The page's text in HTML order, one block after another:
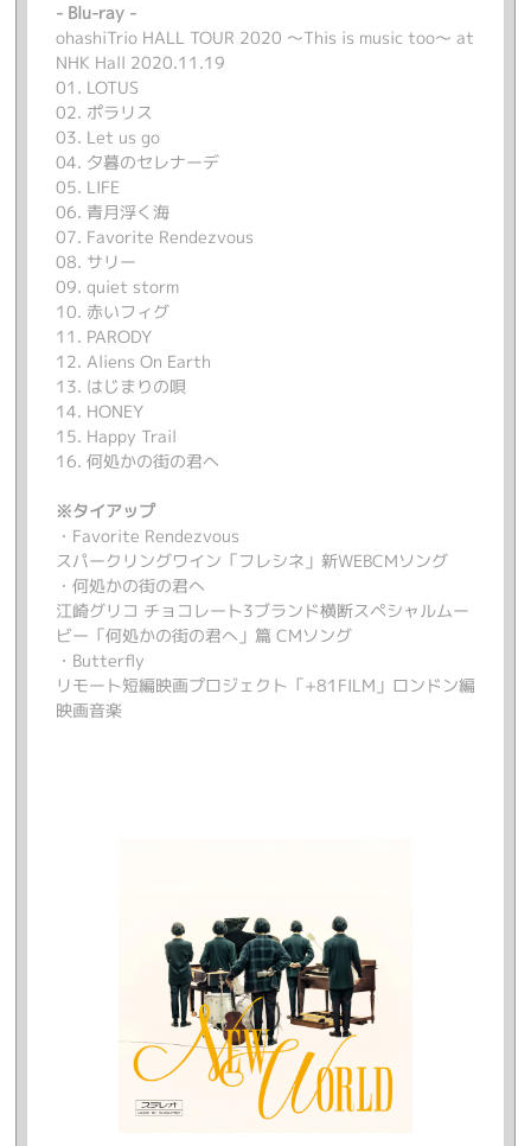
- Blu-ray -
ohashiTrio HALL TOUR 2020 ～This is music too～ at
NHK Hall 2020.11.19
01. LOTUS
02. ポラリス
03. Let us go
04. 夕暮のセレナーデ
05. LIFE
06. 青月浮く海
07. Favorite Rendezvous
08. サリー
09. quiet storm
10. 赤いフィグ
11. PARODY
12. Aliens On Earth
13. はじまりの唄
14. HONEY
15. Happy Trail
16. 何処かの街の君へ
※タイアップ
・Favorite Rendezvous
スパークリングワイン「フレシネ」新WEBCMソング
・何処かの街の君へ
江崎グリコ チョコレート3ブランド横断スペシャルムー
ビー「何処かの街の君へ」篇 CMソング
・Butterfly
リモート短編映画プロジェクト「+81FILM」ロンドン編
映画音楽